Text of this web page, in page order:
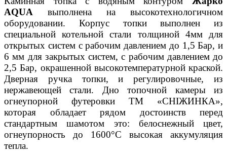
АQUA выполнена на высокотехнологичном
оборудовании. Корпус топки выполнен из
специальной котельной стали толщиной 4мм для
открытых систем с рабочим давлением до 1,5 Бар, и
6 мм для закрытых систем, с рабочим давлением до
2,5 Бар, окрашенной высокотемпературной краской.
Дверная ручка топки, и регулировочные, из
нержавеющей стали. Дно топочной камеры из
огнеупорной футеровки ТМ «СНІЖИНКА»,
которая обладает рядом достоинств перед
стандартным шамотом это: белоснежный цвет,
огнеупорность до 1600°С высокая аккумуляция
тепла.